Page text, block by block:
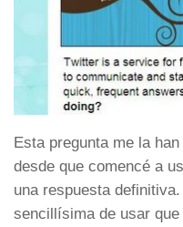
Esta pregunta me la
desde que comencé a
una respuesta definitiva.
sencillísima de usar